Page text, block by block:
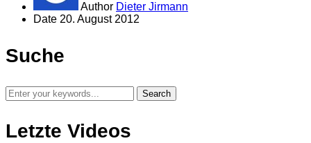
Author Dieter Jirmann
Date 20. August 2012
Suche
Letzte Videos